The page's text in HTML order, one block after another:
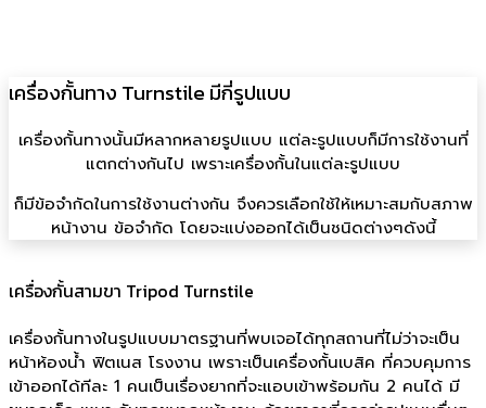
เครื่องกั้นทาง Turnstile มีกี่รูปแบบ
เครื่องกั้นทางนั้นมีหลากหลายรูปแบบ แต่ละรูปแบบก็มีการใช้งานที่
แตกต่างกันไป เพราะเครื่องกั้นในแต่ละรูปแบบ
ก็มีข้อจำกัดในการใช้งานต่างกัน จึงควรเลือกใช้ให้เหมาะสมกับสภาพ
หน้างาน ข้อจำกัด โดยจะแบ่งออกได้เป็นชนิดต่างๆดังนี้
เครื่องกั้นสามขา Tripod Turnstile
เครื่องกั้นทางในรูปแบบมาตรฐานที่พบเจอได้ทุกสถานที่ไม่ว่าจะเป็น
หน้าห้องน้ำ ฟิตเนส โรงงาน เพราะเป็นเครื่องกั้นเบสิค ที่ควบคุมการ
เข้าออกได้ทีละ 1 คนเป็นเรื่องยากที่จะแอบเข้าพร้อมกัน 2 คนได้ มี